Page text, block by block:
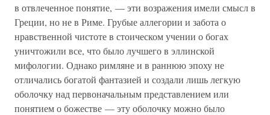
в отвлеченное понятие, — эти возражения имели смысл в
Греции, но не в Риме. Грубые аллегории и забота о
нравственной чистоте в стоическом учении о богах
уничтожили все, что было лучшего в эллинской
мифологии. Однако римляне и в раннюю эпоху не
отличались богатой фантазией и создали лишь легкую
оболочку над первоначальным представлением или
понятием о божестве — эту оболочку можно было